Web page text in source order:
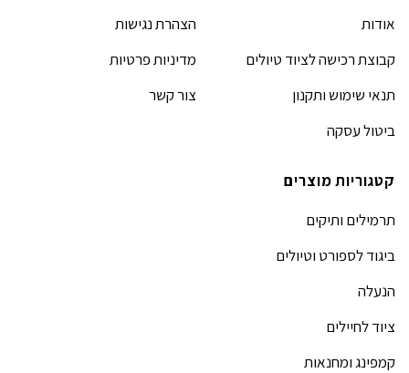
אודות
קבוצת רכישה לציוד טיולים
תנאי שימוש ותקנון
ביטול עסקה
הצהרת נגישות
מדיניות פרטיות
צור קשר
קטגוריות מוצרים
תרמילים ותיקים
ביגוד לספורט וטיולים
הנעלה
ציוד לחיילים
קמפינג ומחנאות